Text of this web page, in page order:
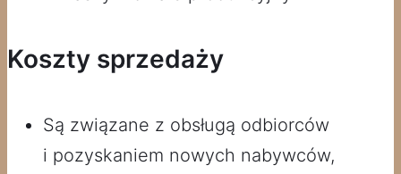
Koszty sprzedaży
Są związane z obsługą odbiorców
i pozyskaniem nowych nabywców,